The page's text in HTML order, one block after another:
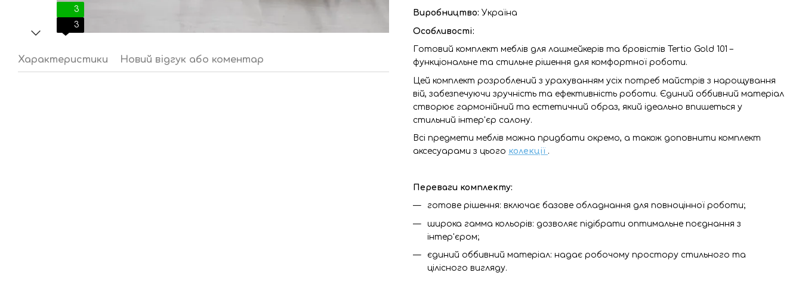
3
3
Характеристики Новий відгук або коментар
Виробництво: Україна
Особливості:
Готовий комплект меблів для лашмейкерів та бровістів Tertio Gold 101 –
функціональне та стильне рішення для комфортної роботи.
Цей комплект розроблений з урахуванням усіх потреб майстрів з нарощування
вій, забезпечуючи зручність та ефективність роботи. Єдиний оббивний матеріал
створює гармонійний та естетичний образ, який ідеально впишеться у
стильний інтер'єр салону.
Всі предмети меблів можна придбати окремо, а також доповнити комплект
аксесуарами з цього колекції .
Переваги комплекту:
готове рішення: включає базове обладнання для повноцінної роботи;
широка гамма кольорів: дозволяє підібрати оптимальне поєднання з
інтер'єром;
єдиний оббивний матеріал: надає робочому простору стильного та
цілісного вигляду.